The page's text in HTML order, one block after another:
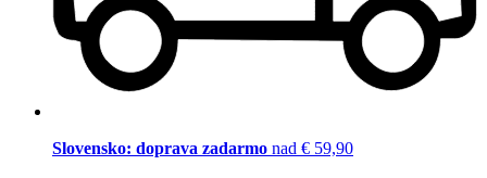
Slovensko: doprava zadarmo nad € 59,90